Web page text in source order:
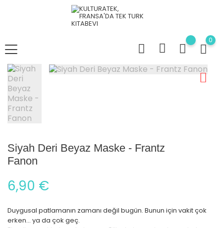
0
Siyah Deri Beyaz Maske - Frantz
Fanon
6,90 €
Duygusal patlamanın zamanı değil bugün. Bunun için vakit çok
erken... ya da çok geç.